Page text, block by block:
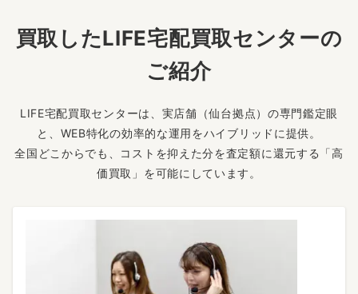
買取したLIFE宅配買取センターの
ご紹介
LIFE宅配買取センターは、実店舗（仙台拠点）の専門鑑定眼
と、WEB特化の効率的な運用をハイブリッドに提供。
全国どこからでも、コストを抑えた分を査定額に還元する「高
価買取」を可能にしています。